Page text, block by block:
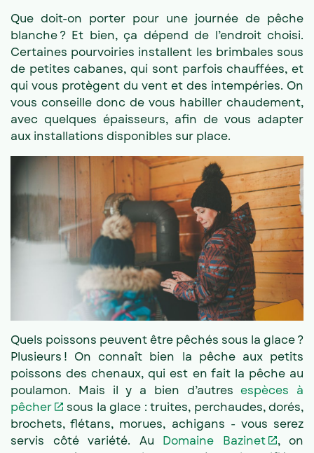
Que doit-on porter pour une journée de pêche
blanche ? Et bien, ça dépend de l’endroit choisi.
Certaines pourvoiries installent les brimbales sous
de petites cabanes, qui sont parfois chauffées, et
qui vous protègent du vent et des intempéries. On
vous conseille donc de vous habiller chaudement,
avec quelques épaisseurs, afin de vous adapter
aux installations disponibles sur place.
Quels poissons peuvent être pêchés sous la glace ?
Plusieurs ! On connaît bien la pêche aux petits
poissons des chenaux, qui est en fait la pêche au
poulamon. Mais il y a bien d’autresespèces à
pêcher
sous la glace : truites, perchaudes, dorés,
brochets, flétans, morues, achigans - vous serez
servis côté variété. Au Domaine Bazinet
, on